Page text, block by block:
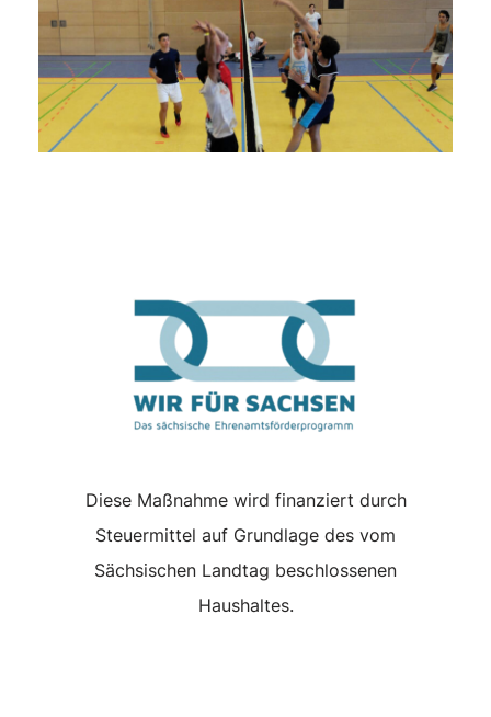
Diese Maßnahme wird finanziert durch
Steuermittel auf Grundlage des vom
Sächsischen Landtag beschlossenen
Haushaltes.